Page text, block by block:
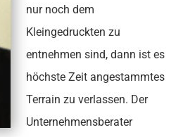
nur noch dem
Kleingedruckten zu
entnehmen sind, dann ist es
höchste Zeit angestammtes
Terrain zu verlassen. Der
Unternehmensberater